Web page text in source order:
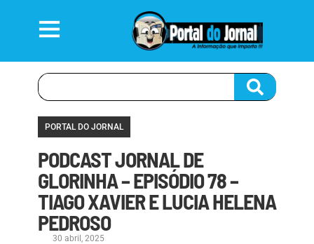
PORTAL DO JORNAL
PODCAST JORNAL DE
GLORINHA – EPISÓDIO 78 –
TIAGO XAVIER E LUCIA HELENA
PEDROSO
30 abril, 2025